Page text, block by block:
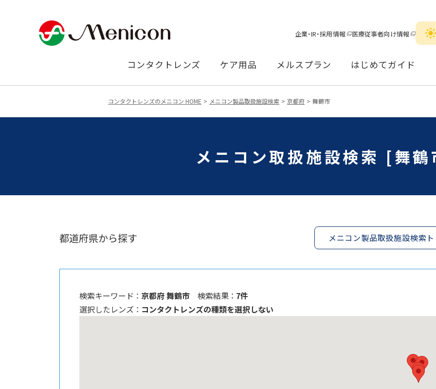
企業・IR・採用情報 医療従事者向け情報
コンタクトレンズ ケア用品 メルスプラン はじめてガイド
コンタクトレンズのメニコン HOME メニコン製品取扱施設検索 京都府 舞鶴市
メニコン取扱施設検索 [舞
都道府県から探す メニコン製品取扱施設検索
検索キーワード ： 京都府 舞鶴市 検索結果 ： 7件
選択したレンズ ： コンタクトレンズの種類を選択しない